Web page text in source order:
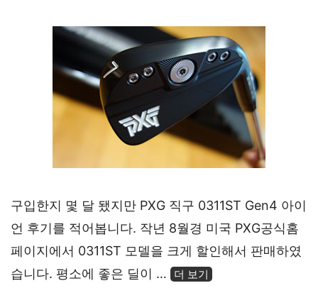
구입한지 몇 달 됐지만 PXG 직구 0311ST Gen4 아이
언 후기를 적어봅니다. 작년 8월경 미국 PXG공식홈
페이지에서 0311ST 모델을 크게 할인해서 판매하였
습니다. 평소에 좋은 딜이 …
더 보기